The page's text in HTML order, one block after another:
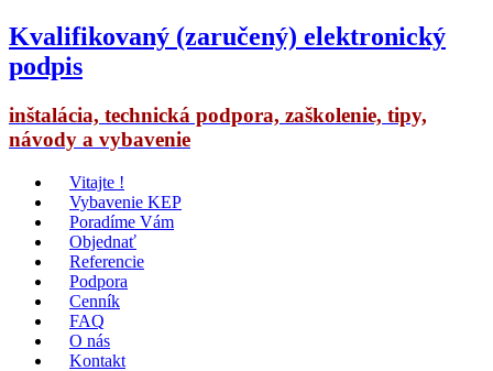
Kvalifikovaný (zaručený) elektronický
podpis
inštalácia, technická podpora, zaškolenie, tipy,
návody a vybavenie
Vitajte !
Vybavenie KEP
Poradíme Vám
Objednať
Referencie
Podpora
Cenník
FAQ
O nás
Kontakt